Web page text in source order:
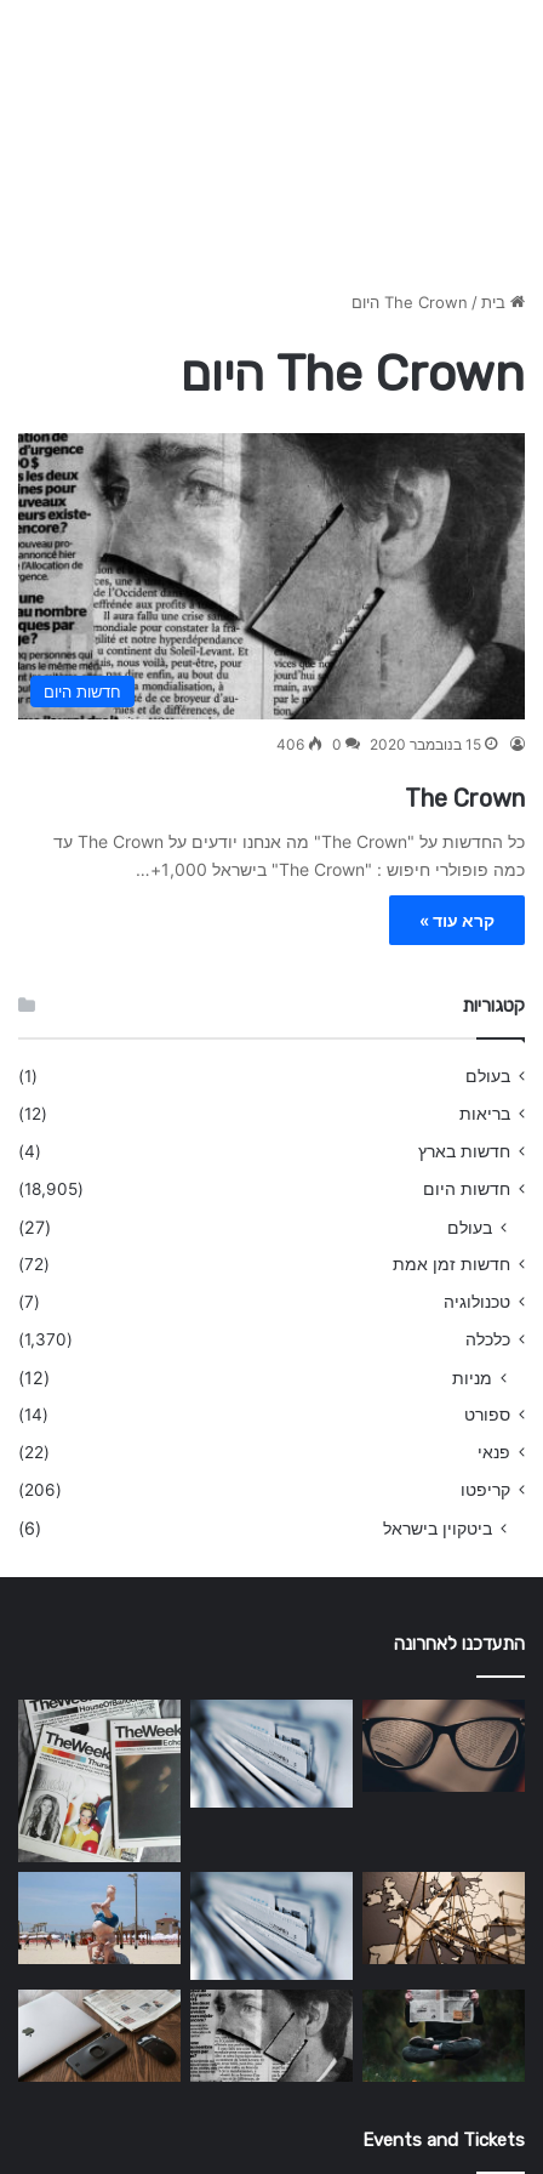
בית/ The Crown היום
The Crown היום
חדשות היום
15 בנובמבר 2020 0
406
The Crown
כל החדשות על "The Crown" מה אנחנו יודעים על The Crown עד
כמה פופולרי חיפוש : "The Crown" בישראל 1,000+…
קרא עוד »
קטגוריות
בעולם
(1)
בריאות
(12)
חדשות בארץ
(4)
חדשות היום
(18,905)
בעולם (27)
חדשות זמן אמת
(72)
טכנולוגיה
(7)
כלכלה
(1,370)
מניות (12)
ספורט
(14)
פנאי
(22)
קריפטו
(206)
ביטקוין בישראל (6)
התעדכנו לאחרונה
Events and Tickets